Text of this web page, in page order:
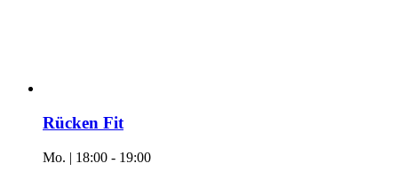
Rücken Fit
Mo. | 18:00 - 19:00